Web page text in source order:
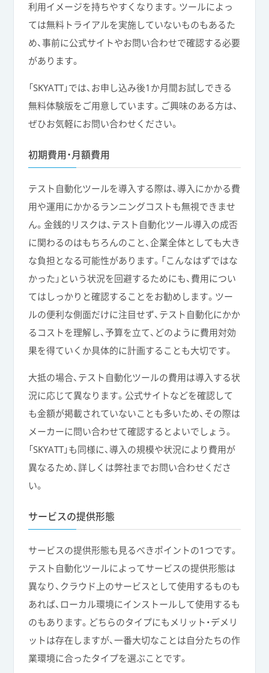
利用イメージを持ちやすくなります。ツールによっ
ては無料トライアルを実施していないものもあるた
め、事前に公式サイトやお問い合わせで確認する必要
があります。
「SKYATT」では、お申し込み後1か月間お試しできる
無料体験版をご用意しています。ご興味のある方は、
ぜひお気軽にお問い合わせください。
初期費用・月額費用
テスト自動化ツールを導入する際は、導入にかかる費
用や運用にかかるランニングコストも無視できませ
ん。金銭的リスクは、テスト自動化ツール導入の成否
に関わるのはもちろんのこと、企業全体としても大き
な負担となる可能性があります。「こんなはずではな
かった」という状況を回避するためにも、費用につい
てはしっかりと確認することをお勧めします。ツー
ルの便利な側面だけに注目せず、テスト自動化にかか
るコストを理解し、予算を立て、どのように費用対効
果を得ていくか具体的に計画することも大切です。
大抵の場合、テスト自動化ツールの費用は導入する状
況に応じて異なります。公式サイトなどを確認して
も金額が掲載されていないことも多いため、その際は
メーカーに問い合わせて確認するとよいでしょう。
「SKYATT」も同様に、導入の規模や状況により費用が
異なるため、詳しくは弊社までお問い合わせくださ
い。
サービスの提供形態
サービスの提供形態も見るべきポイントの1つです。
テスト自動化ツールによってサービスの提供形態は
異なり、クラウド上のサービスとして使用するものも
あれば、ローカル環境にインストールして使用するも
のもあります。どちらのタイプにもメリット・デメリ
ットは存在しますが、一番大切なことは自分たちの作
業環境に合ったタイプを選ぶことです。